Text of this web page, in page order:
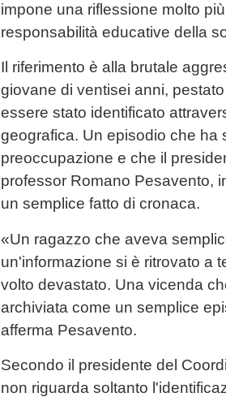
impone una riflessione molto
responsabilità educative della
Il riferimento è alla brutale
giovane di ventisei anni,
essere stato identificato
geografica. Un episodio che ha
preoccupazione e che il
professor Romano Pesavento,
un semplice fatto di cronaca.
«Un ragazzo che aveva
un'informazione si è ritrovato a
volto devastato. Una vicenda
archiviata come un semplice
afferma Pesavento.
Secondo il presidente del
non riguarda soltanto